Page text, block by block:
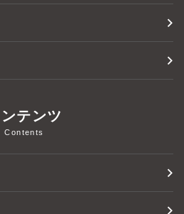
ンテンツ
Contents